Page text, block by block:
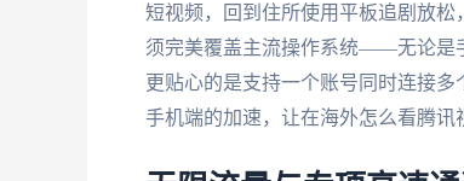
短视频，回到住所使用平板追剧放
须完美覆盖主流操作系统——无论是手
更贴心的是支持一个账号同时连接
手机端的加速，让在海外怎么看腾讯